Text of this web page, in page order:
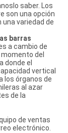
saber. Los
son una opción
una variedad de
barras
a cambio de
del
donde el
vertical
los órganos de
al azar
de la
de ventas
electrónico.